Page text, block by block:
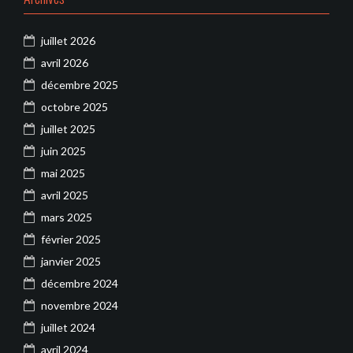
juillet 2026
avril 2026
décembre 2025
octobre 2025
juillet 2025
juin 2025
mai 2025
avril 2025
mars 2025
février 2025
janvier 2025
décembre 2024
novembre 2024
juillet 2024
avril 2024